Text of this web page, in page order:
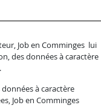
Job en Comminges lui
des données à caractère
à caractère
Job en Comminges